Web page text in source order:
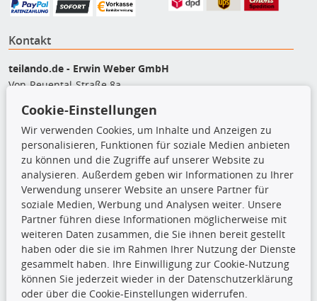
Kontakt
teilando.de - Erwin Weber GmbH
Von-Reuental-Straße 8a
+49 (0) 8165 / 5093200
shop@teilando.de
Top Produkte
Beleuchtung
Bremsbeläge
Bremsscheiben
Kupplungssatz
Querlenker
Radlager
Stoßdämpfer
Cookie-Einstellungen
Wir verwenden Cookies, um Inhalte und Anzeigen zu
personalisieren, Funktionen für soziale Medien anbieten
zu können und die Zugriffe auf unserer Website zu
analysieren. Außerdem geben wir Informationen zu Ihrer
Verwendung unserer Website an unsere Partner für
soziale Medien, Werbung und Analysen weiter. Unsere
Partner führen diese Informationen möglicherweise mit
weiteren Daten zusammen, die Sie ihnen bereit gestellt
haben oder die sie im Rahmen Ihrer Nutzung der Dienste
gesammelt haben. Ihre Einwilligung zur Cookie-Nutzung
können Sie jederzeit wieder in der Datenschutzerklärung
oder über die Cookie-Einstellungen widerrufen.